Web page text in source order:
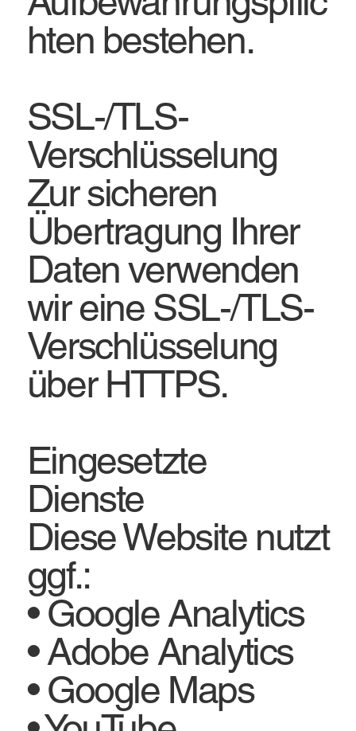
hten bestehen.
SSL-/TLS-
Verschlüsselung
Zur sicheren
Übertragung Ihrer
Daten verwenden
wir eine SSL-/TLS-
Verschlüsselung
über HTTPS.
Eingesetzte
Dienste
Diese Website nutzt
ggf.:
• Google Analytics
• Adobe Analytics
• Google Maps